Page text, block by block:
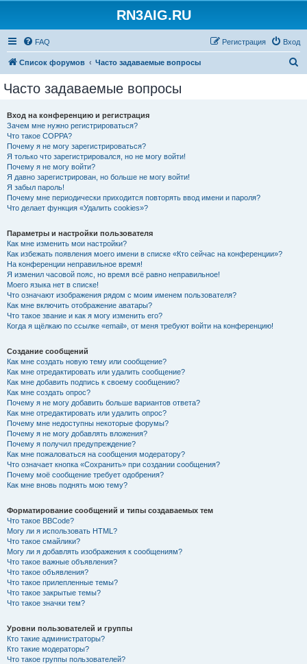
RN3AIG.RU
FAQ Вход
Регистрация
Список форумов Часто задаваемые вопросы
Часто задаваемые вопросы
Вход на конференцию и регистрация
Зачем мне нужно регистрироваться?
Что такое COPPA?
Почему я не могу зарегистрироваться?
Я только что зарегистрировался, но не могу войти!
Почему я не могу войти?
Я давно зарегистрирован, но больше не могу войти!
Я забыл пароль!
Почему мне периодически приходится повторять ввод имени и пароля?
Что делает функция «Удалить cookies»?
Параметры и настройки пользователя
Как мне изменить мои настройки?
Как избежать появления моего имени в списке «Кто сейчас на конференции»?
На конференции неправильное время!
Я изменил часовой пояс, но время всё равно неправильное!
Моего языка нет в списке!
Что означают изображения рядом с моим именем пользователя?
Как мне включить отображение аватары?
Что такое звание и как я могу изменить его?
Когда я щёлкаю по ссылке «email», от меня требуют войти на конференцию!
Создание сообщений
Как мне создать новую тему или сообщение?
Как мне отредактировать или удалить сообщение?
Как мне добавить подпись к своему сообщению?
Как мне создать опрос?
Почему я не могу добавить больше вариантов ответа?
Как мне отредактировать или удалить опрос?
Почему мне недоступны некоторые форумы?
Почему я не могу добавлять вложения?
Почему я получил предупреждение?
Как мне пожаловаться на сообщения модератору?
Что означает кнопка «Сохранить» при создании сообщения?
Почему моё сообщение требует одобрения?
Как мне вновь поднять мою тему?
Форматирование сообщений и типы создаваемых тем
Что такое BBCode?
Могу ли я использовать HTML?
Что такое смайлики?
Могу ли я добавлять изображения к сообщениям?
Что такое важные объявления?
Что такое объявления?
Что такое прилепленные темы?
Что такое закрытые темы?
Что такое значки тем?
Уровни пользователей и группы
Кто такие администраторы?
Кто такие модераторы?
Что такое группы пользователей?